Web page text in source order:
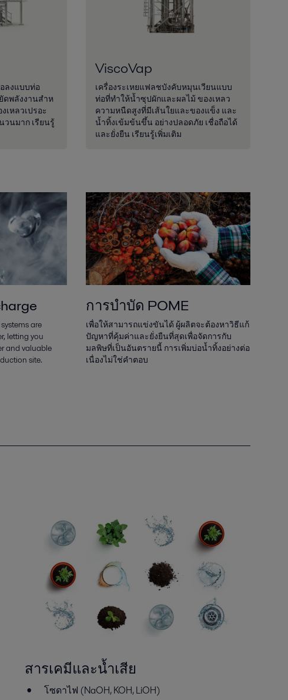
ลงแบบท่อ
พลังงานสําห
เหลวเปรอะ
วนมาก เรียนรู้
ViscoVap
เครื่องระเหยแฟลชบังคับหมุนเวียนแบบ
ท่อที่ทำให้น้ำซุปผักและผลไม้ ของเหลว
ความหนืดสูงที่มีเส้นใยและของแข็ง และ
น้ำทิ้งเข้มข้นขึ้น อย่างปลอดภัย เชื่อถือได้
และยั่งยืน เรียนรู้เพิ่มเติม
are
letting you
and valuable
site.
การบำบัด POME
เพื่อให้สามารถแข่งขันได้ ผู้ผลิตจะต้องหาวิธีแก้
ปัญหาที่คุ้มค่าและยั่งยืนที่สุดเพื่อจัดการกับ
มลพิษที่เป็นอันตรายนี้ การเพิ่มบ่อน้ำทิ้งอย่างต่อ
เนื่องไม่ใช่คำตอบ
สารเคมีและน้ำเสีย
โซดาไฟ (NaOH, KOH, LiOH)